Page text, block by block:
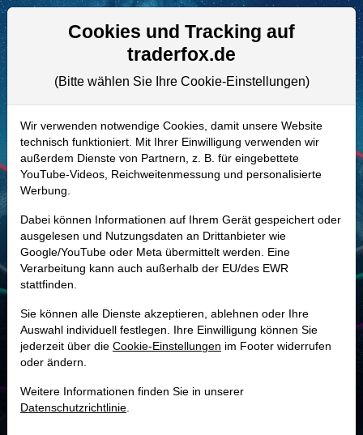
Aktien- und Artikelsuche
A2N8PG | 1AC–PennyMac
Financial Services Aktie
Realtime-Aktienkurs:
- - -
-
Marktkapitalisierung 3,71 Mrd. USD
Unternehmenswert
Umsatz 4,42 Mrd. USD
27.4 %
Cookies und Tracking auf
traderfox.de
(Bitte wählen Sie Ihre Cookie-Einstellungen)
Wir verwenden notwendige Cookies, damit unsere Website
technisch funktioniert. Mit Ihrer Einwilligung verwenden wir
außerdem Dienste von Partnern, z. B. für eingebettete
YouTube-Videos, Reichweitenmessung und personalisierte
Werbung.
Dabei können Informationen auf Ihrem Gerät gespeichert oder
ausgelesen und Nutzungsdaten an Drittanbieter wie
Google/YouTube oder Meta übermittelt werden. Eine
Verarbeitung kann auch außerhalb der EU/des EWR
stattfinden.
Sie können alle Dienste akzeptieren, ablehnen oder Ihre
Auswahl individuell festlegen. Ihre Einwilligung können Sie
jederzeit über die Cookie-Einstellungen im Footer widerrufen
oder ändern.
Weitere Informationen finden Sie in unserer
Datenschutzrichtlinie.